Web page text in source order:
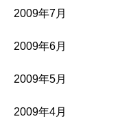
2009年7月
2009年6月
2009年5月
2009年4月